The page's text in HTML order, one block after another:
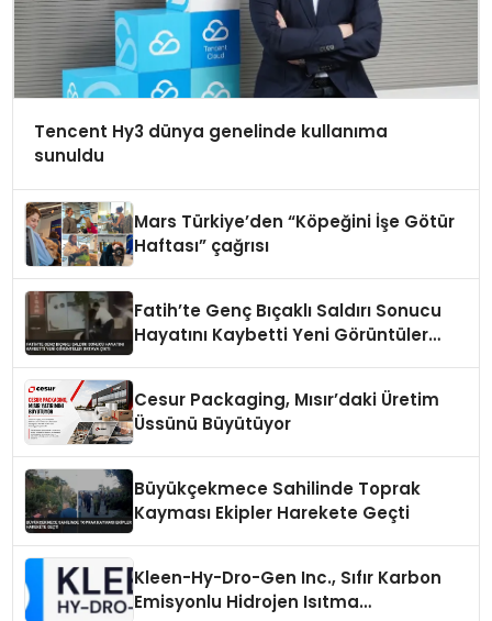
Tencent Hy3 dünya genelinde kullanıma
sunuldu
Mars Türkiye’den “Köpeğini İşe Götür
Haftası” çağrısı
Fatih’te Genç Bıçaklı Saldırı Sonucu
Hayatını Kaybetti Yeni Görüntüler
Cesur Packaging, Mısır’daki Üretim
Üssünü Büyütüyor
Büyükçekmece Sahilinde Toprak
Kayması Ekipler Harekete Geçti
Kleen-Hy-Dro-Gen Inc., Sıfır Karbon
Emisyonlu Hidrojen Isıtma